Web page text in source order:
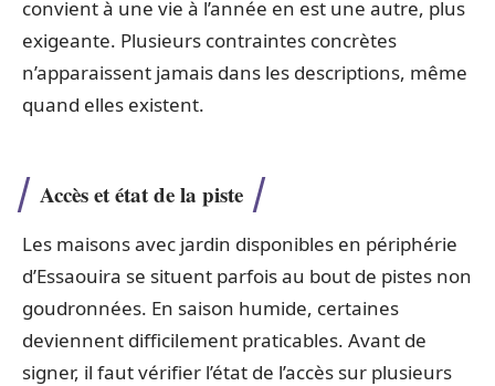
convient à une vie à l’année en est une autre, plus
exigeante. Plusieurs contraintes concrètes
n’apparaissent jamais dans les descriptions, même
quand elles existent.
Accès et état de la piste
Les maisons avec jardin disponibles en périphérie
d’Essaouira se situent parfois au bout de pistes non
goudronnées. En saison humide, certaines
deviennent difficilement praticables. Avant de
signer, il faut vérifier l’état de l’accès sur plusieurs